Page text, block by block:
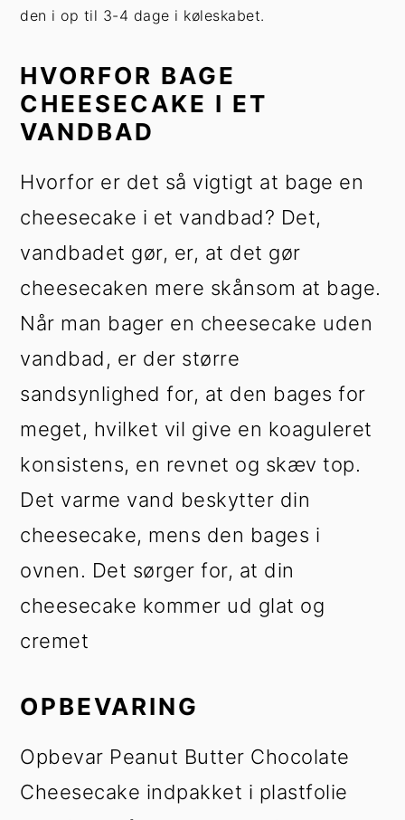
den i op til 3-4 dage i køleskabet.
HVORFOR BAGE
CHEESECAKE I ET
VANDBAD
Hvorfor er det så vigtigt at bage en
cheesecake i et vandbad? Det,
vandbadet gør, er, at det gør
cheesecaken mere skånsom at bage.
Når man bager en cheesecake uden
vandbad, er der større
sandsynlighed for, at den bages for
meget, hvilket vil give en koaguleret
konsistens, en revnet og skæv top.
Det varme vand beskytter din
cheesecake, mens den bages i
ovnen. Det sørger for, at din
cheesecake kommer ud glat og
cremet
OPBEVARING
Opbevar Peanut Butter Chocolate
Cheesecake indpakket i plastfolie